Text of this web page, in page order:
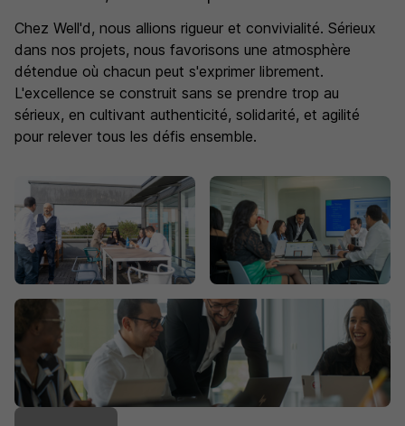
Chez Well'd, nous allions rigueur et convivialité. Sérieux
dans nos projets, nous favorisons une atmosphère
détendue où chacun peut s'exprimer librement.
L'excellence se construit sans se prendre trop au
sérieux, en cultivant authenticité, solidarité, et agilité
pour relever tous les défis ensemble.